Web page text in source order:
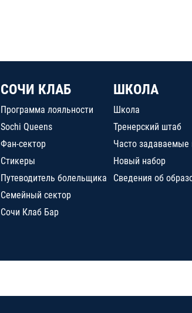
СОЧИ КЛАБ
Программа лояльности
Sochi Queens
Фан-сектор
Стикеры
Путеводитель болельщика
Семейный сектор
Сочи Клаб Бар
ШКОЛА
Школа
Тренерский штаб
Часто задаваемые
Новый набор
Сведения об